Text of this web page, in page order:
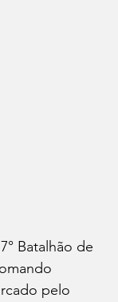
Batalhão de
pelo